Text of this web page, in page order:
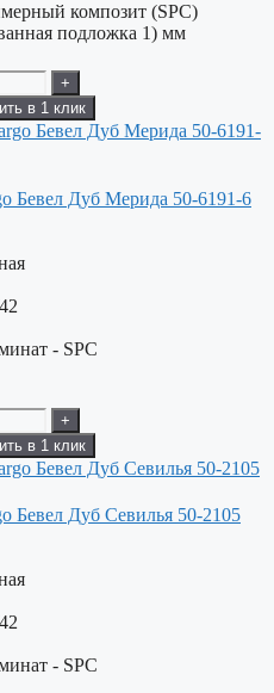
композит (SPC)
подложка 1) мм
+
в 1 клик
Бевел Дуб Мерида 50-6191-6
- SPC
+
в 1 клик
Бевел Дуб Севилья 50-2105
- SPC